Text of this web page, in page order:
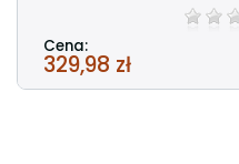
Cena:
329,98 zł